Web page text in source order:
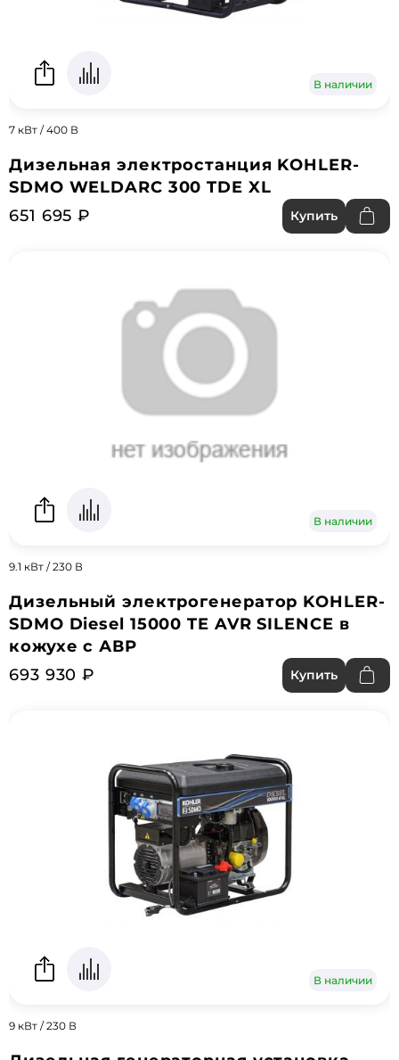
В наличии
7 кВт / 400 В
Дизельная электростанция KOHLER-
SDMO WELDARC 300 TDE XL
651 695 ₽
Купить
В наличии
9.1 кВт / 230 В
Дизельный электрогенератор KOHLER-
SDMO Diesel 15000 TE AVR SILENCE в
кожухе с АВР
693 930 ₽
Купить
В наличии
9 кВт / 230 В